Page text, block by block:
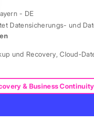
- DE
Datensicherungs- und
und Recovery,Cloud-
& Business Continuity